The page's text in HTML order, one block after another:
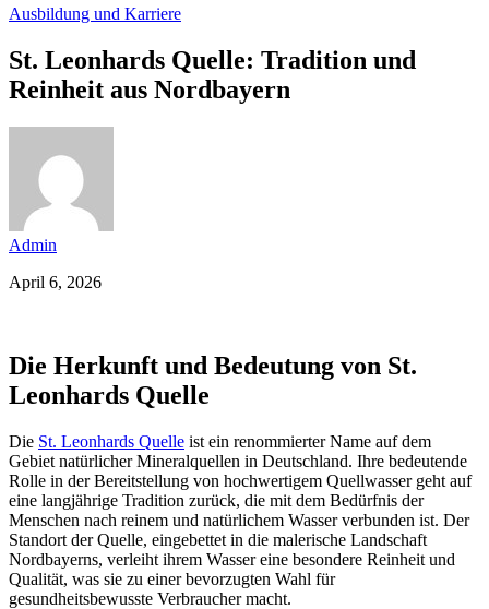
Ausbildung und Karriere
St. Leonhards Quelle: Tradition und
Reinheit aus Nordbayern
Admin
April 6, 2026
Die Herkunft und Bedeutung von St.
Leonhards Quelle
Die St. Leonhards Quelle ist ein renommierter Name auf dem
Gebiet natürlicher Mineralquellen in Deutschland. Ihre bedeutende
Rolle in der Bereitstellung von hochwertigem Quellwasser geht auf
eine langjährige Tradition zurück, die mit dem Bedürfnis der
Menschen nach reinem und natürlichem Wasser verbunden ist. Der
Standort der Quelle, eingebettet in die malerische Landschaft
Nordbayerns, verleiht ihrem Wasser eine besondere Reinheit und
Qualität, was sie zu einer bevorzugten Wahl für
gesundheitsbewusste Verbraucher macht.